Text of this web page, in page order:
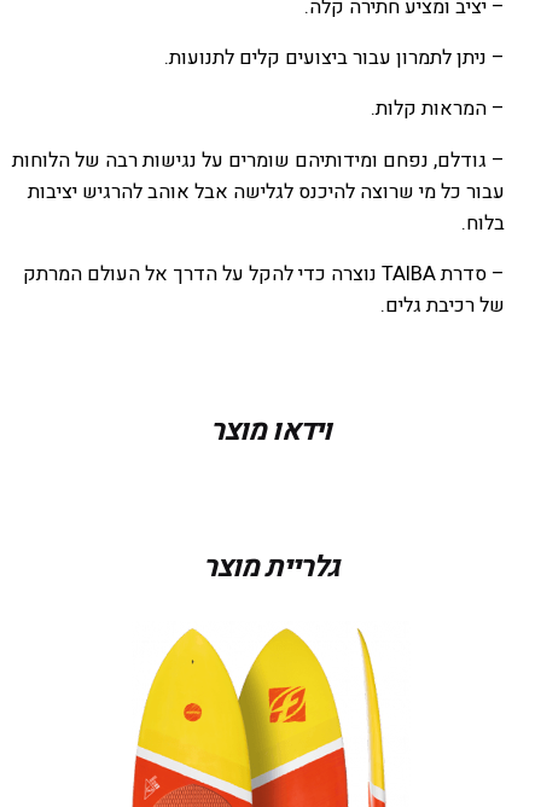
– יציב ומציע חתירה קלה.
– ניתן לתמרון עבור ביצועים קלים לתנועות.
– המראות קלות.
– גודלם, נפחם ומידותיהם שומרים על נגישות רבה של הלוחות
עבור כל מי שרוצה להיכנס לגלישה אבל אוהב להרגיש יציבות
בלוח.
– סדרת TAIBA נוצרה כדי להקל על הדרך אל העולם המרתק
של רכיבת גלים.
8.6X29.5X116L, 8.10X30X125L, 9.2X31X139L,
וידאו מוצר
גלריית מוצר